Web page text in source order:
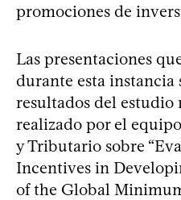
promociones de
Las presentaciones
durante esta instancia
resultados del estudio
realizado por el
y Tributario sobre
Incentives in
of the Global